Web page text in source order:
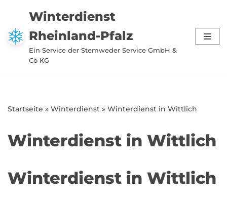
Zum
Inhalt
springen
Winterdienst
Rheinland-Pfalz
Ein Service der Stemweder Service GmbH &
Co KG
Startseite » Winterdienst » Winterdienst in Wittlich
Winterdienst in Wittlich
Winterdienst in Wittlich